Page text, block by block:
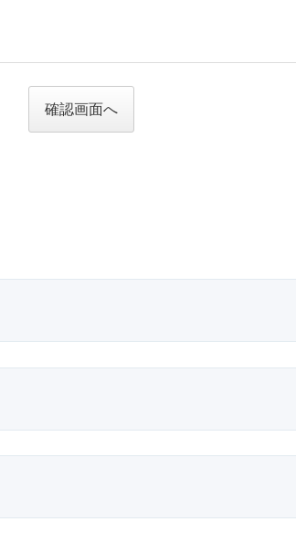
確認画面へ